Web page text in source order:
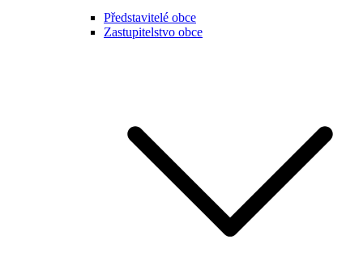
Představitelé obce
Zastupitelstvo obce